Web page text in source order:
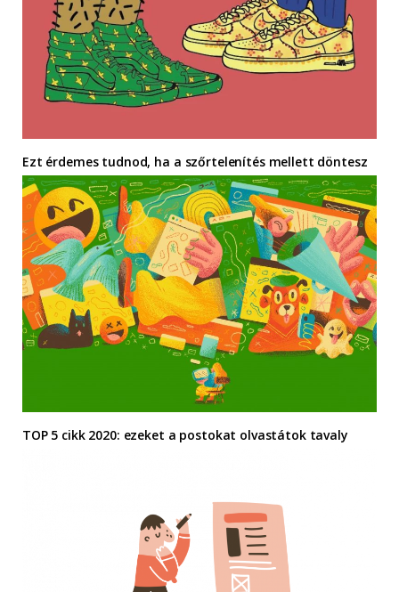
Ezt érdemes tudnod, ha a szőrtelenítés mellett döntesz
TOP 5 cikk 2020: ezeket a postokat olvastátok tavaly